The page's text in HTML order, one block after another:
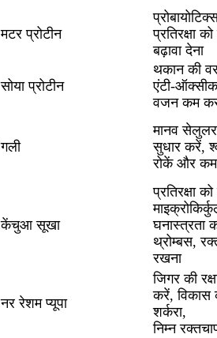
मटर प्रोटीन
प्रतिरक्षा
बढ़ावा देना
सोया प्रोटीन
थकान की
एंटी-
वजन कम
गली
मानव सेलुलर
सुधार करें,
रोकें और
केंचुआ सूखा
प्रतिरक्षा
घनास्त्रता
थ्रोम्बस,
रखना
नर रेशम प्यूपा
जिगर की
करें, विकास
शर्करा,
निम्न